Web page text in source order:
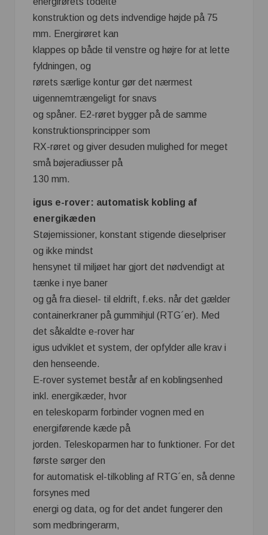
konstruktion og dets indvendige højde på 75
mm. Energirøret kan
klappes op både til venstre og højre for at lette
fyldningen, og
rørets særlige kontur gør det nærmest
uigennemtrængeligt for snavs
og spåner. E2-røret bygger på de samme
konstruktionsprincipper som
RX-røret og giver desuden mulighed for meget
små bøjeradiusser på
130 mm.
igus e-rover: automatisk kobling af
energikæden
Støjemissioner, konstant stigende dieselpriser
og ikke mindst
hensynet til miljøet har gjort det nødvendigt at
tænke i nye baner
og gå fra diesel- til eldrift, f.eks. når det gælder
containerkraner på gummihjul (RTG´er). Med
det såkaldte e-rover har
igus udviklet et system, der opfylder alle krav i
den henseende.
E-rover systemet består af en koblingsenhed
inkl. energikæder, hvor
en teleskoparm forbinder vognen med en
energiførende kæde på
jorden. Teleskoparmen har to funktioner. For det
første sørger den
for automatisk el-tilkobling af RTG´en, så denne
forsynes med
energi og data, og for det andet fungerer den
som medbringerarm,